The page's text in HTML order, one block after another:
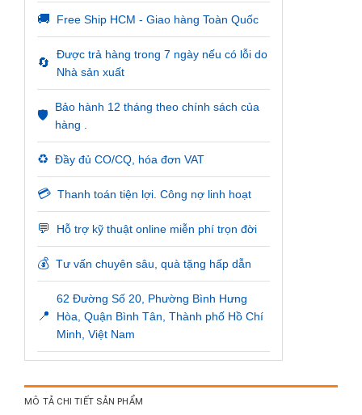
🚚 Free Ship HCM - Giao hàng Toàn Quốc
🔄
Được trả hàng trong 7 ngày nếu có lỗi do
Nhà sản xuất
🛡️
Bảo hành 12 tháng theo chính sách của
hàng .
♻️ Đầy đủ CO/CQ, hóa đơn VAT
💳 Thanh toán tiện lợi. Công nợ linh hoạt
💬 Hỗ trợ kỹ thuật online miễn phí trọn đời
💰 Tư vấn chuyên sâu, quà tặng hấp dẫn
📍
62 Đường Số 20, Phường Bình Hưng
Hòa, Quận Bình Tân, Thành phố Hồ Chí
Minh, Việt Nam
MÔ TẢ CHI TIẾT SẢN PHẨM